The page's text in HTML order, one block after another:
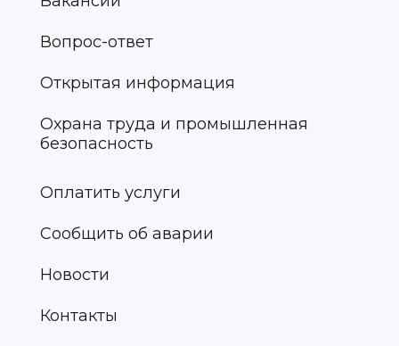
Вопрос-ответ
Открытая информация
Охрана труда и промышленная
безопасность
Оплатить услуги
Сообщить об аварии
Новости
Контакты